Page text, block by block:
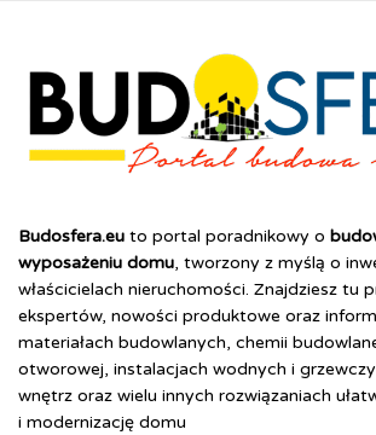
Budosfera.eu to portal poradnikowy o
wyposażeniu domu, tworzony z myślą o
właścicielach nieruchomości. Znajdziesz tu
ekspertów, nowości produktowe oraz
materiałach budowlanych, chemii
otworowej, instalacjach wodnych i
wnętrz oraz wielu innych rozwiązaniach
i modernizację domu